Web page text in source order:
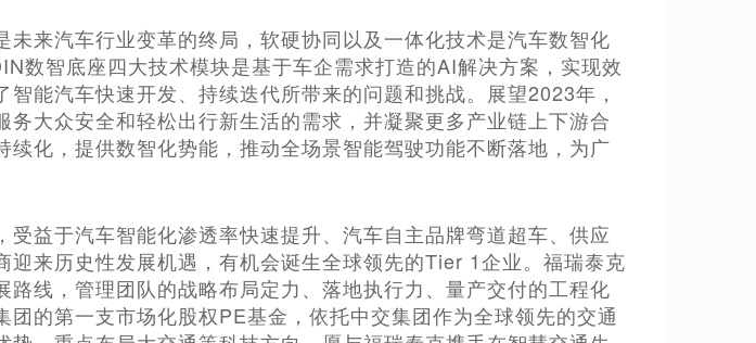
来汽车行业变革的终局，软硬协同以及一体化技术是汽车数智化
数智底座四大技术模块是基于车企需求打造的AI解决方案，实现效
能汽车快速开发、持续迭代所带来的问题和挑战。展望2023年，
大众安全和轻松出行新生活的需求，并凝聚更多产业链上下游合
化，提供数智化势能，推动全场景智能驾驶功能不断落地，为广
益于汽车智能化渗透率快速提升、汽车自主品牌弯道超车、供应
迎来历史性发展机遇，有机会诞生全球领先的Tier 1企业。福瑞泰克
线，管理团队的战略布局定力、落地执行力、量产交付的工程化
的第一支市场化股权PE基金，依托中交集团作为全球领先的交通